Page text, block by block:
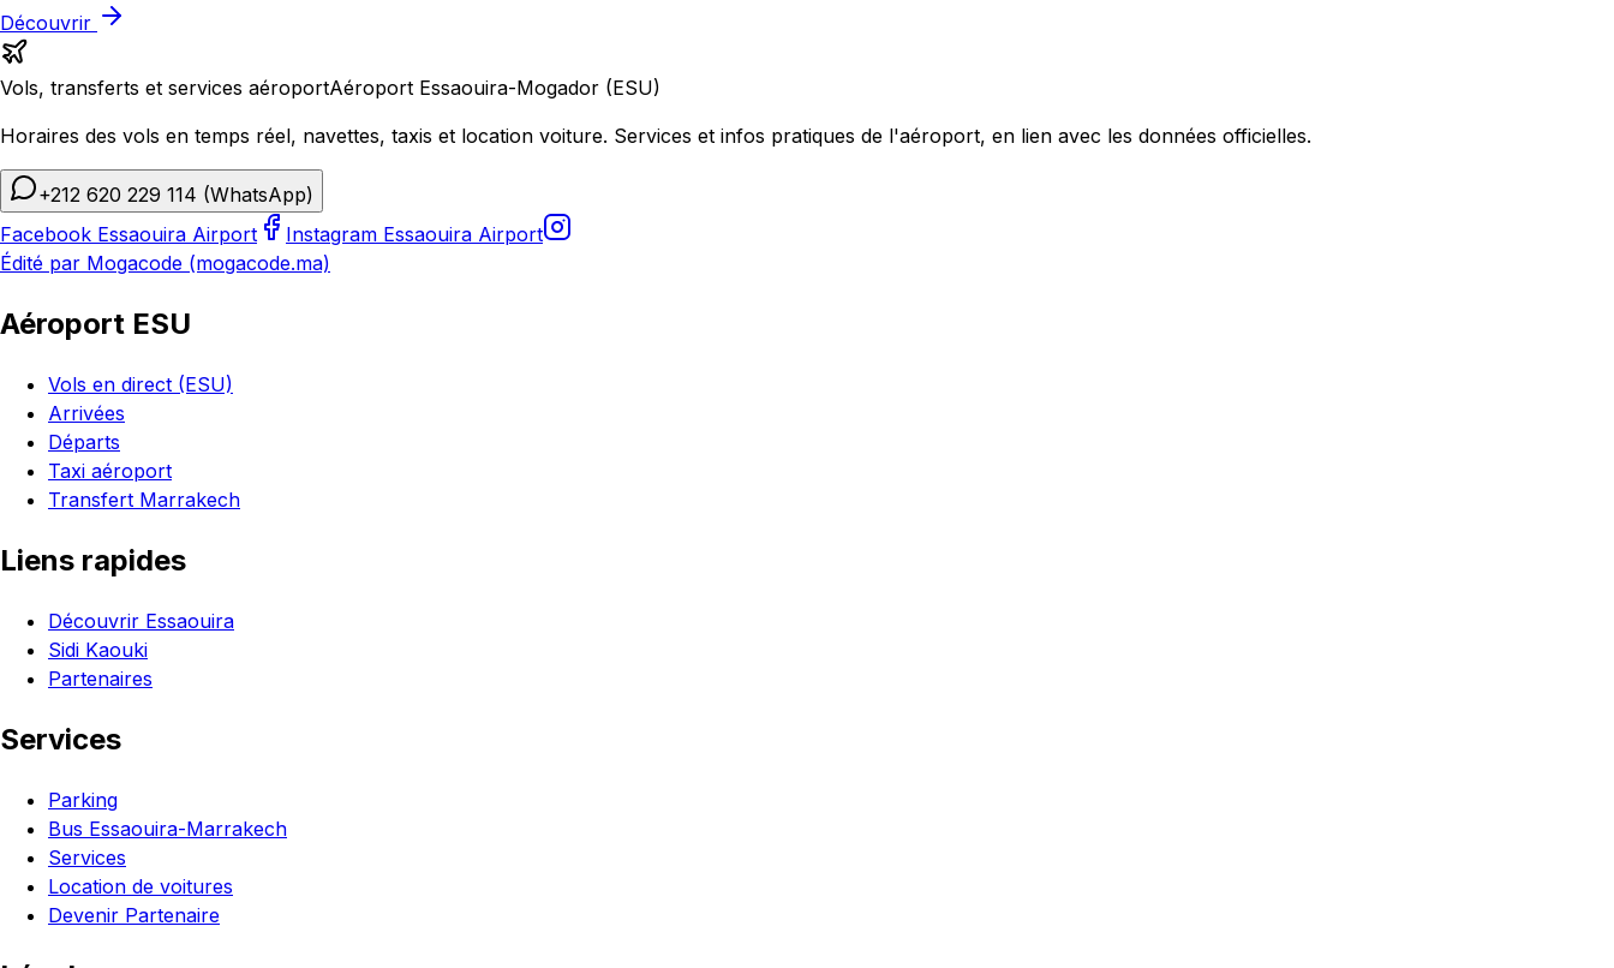
Découvrir
Vols, transferts et services aéroportAéroport Essaouira-Mogador (ESU)
Horaires des vols en temps réel, navettes, taxis et location voiture. Services et infos pratiques de l'aéroport, en lien avec les données officielles.
+212 620 229 114 (WhatsApp)
Facebook Essaouira Airport
Instagram Essaouira Airport
Édité par Mogacode (mogacode.ma)
Aéroport ESU
Vols en direct (ESU)
Arrivées
Départs
Taxi aéroport
Transfert Marrakech
Liens rapides
Découvrir Essaouira
Sidi Kaouki
Partenaires
Services
Parking
Bus Essaouira-Marrakech
Services
Location de voitures
Devenir Partenaire